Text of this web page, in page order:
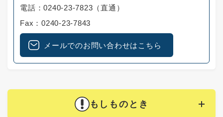
電話：0240-23-7823（直通）
Fax：0240-23-7843
メールでのお問い合わせはこちら
もしものとき